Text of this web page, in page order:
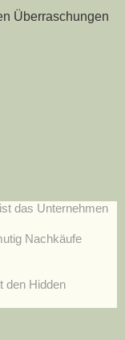
Überraschungen
das Unternehmen
Nachkäufe
den Hidden